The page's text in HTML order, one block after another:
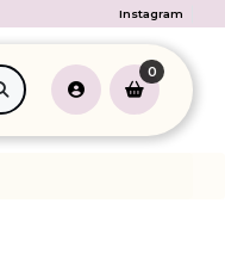
Instagram
0